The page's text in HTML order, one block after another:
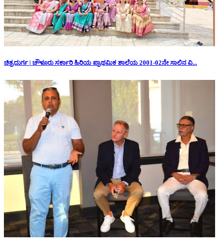
ಚಿತ್ರದುರ್ಗ | ಚೌಳೂರು ಸರ್ಕಾರಿ ಹಿರಿಯ ಪ್ರಾಥಮಿಕ ಶಾಲೆಯ 2001-02ನೇ ಸಾಲಿನ ವಿ...